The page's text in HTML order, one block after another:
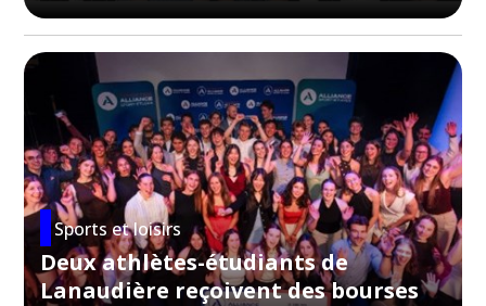
Sports et loisirs
Deux athlètes-étudiants de
Lanaudière reçoivent des bourses